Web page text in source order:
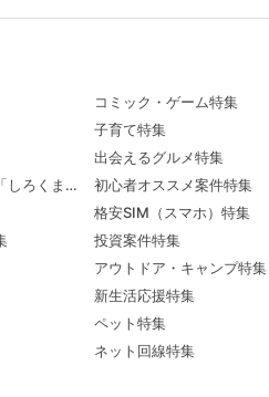
しろくま先輩」プロフィール
コミック・ゲーム特集
子育て特集
出会えるグルメ特集
初心者オススメ案件特集
格安SIM（スマホ）特集
投資案件特集
アウトドア・キャンプ特集
新生活応援特集
ペット特集
ネット回線特集